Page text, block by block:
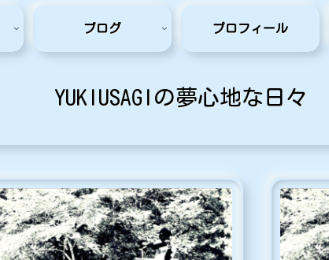
YUKIUSAGIの夢心地な日々
ブログ プロフィール